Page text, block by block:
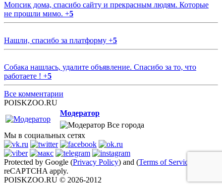
Мопсик дома, спасибо сайту и прекрасным людям. Которые
не прошли мимо. +5
Нашли, спасибо за платформу +5
Собака нашлась, удалите объявление. Спасибо за то, что
работаете ! +5
Все комментарии
POISKZOO.RU
Модератор
Все города
Мы в социальных сетях
Protected by Google (Privacy Policy) and (Terms of Service
reCAPTCHA apply.
POISKZOO.RU © 2026-2012